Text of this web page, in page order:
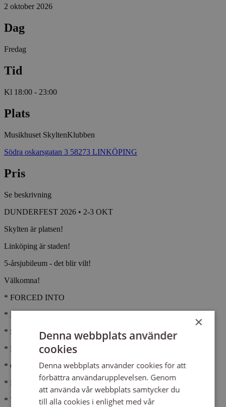
2 oktober 2026
Dag
Fredag
Tid
Kl 18:00 - 23:00
Plats
Musikhuset SkyltenKlubben
Södra oskarsgatan 3 58273 LINKÖPING
Pris
Se beskrivning
DUNDERFEST 2026 • 2-3 OKT
Skylten är platsen!
Linköping är staden!
5-årsjubileum - det blir vilt!
Välkomna!
* FORCED INTO
* LAST DAYS OF APRIL
* STILL IN LOVE (UK)
* NOTHING WORKS (GER)
* GIVE TODAY
* FEELS LIKE HEAVEN
* VIDRO
×
Denna webbplats använder
cookies
Denna webbplats använder cookies för att
förbättra användarupplevelsen. Genom
att använda vår webbplats samtycker du
till alla cookies i enlighet med vår